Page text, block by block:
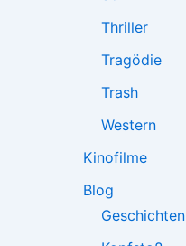
Thriller
Tragödie
Trash
Western
Kinofilme
Blog
Geschichten